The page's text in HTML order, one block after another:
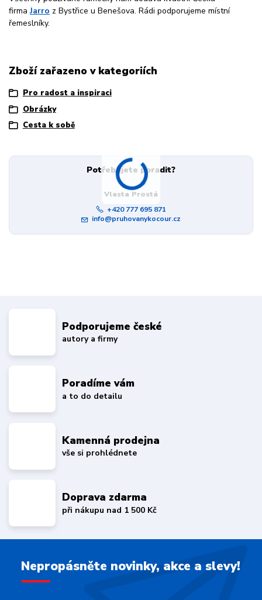
firmaJarro z Bystřice u Benešova. Rádi podporujeme místní
řemeslníky.
Zboží zařazeno v kategoriích
Pro radost a inspiraci
Obrázky
Cesta k sobě
Potřebujete poradit?
Vlasta Prostá
+420 777 695 871
info@pruhovanykocour.cz
Podporujeme české
autory a firmy
Poradíme vám
a to do detailu
Kamenná prodejna
vše si prohlédnete
Doprava zdarma
při nákupu nad 1 500 Kč
Nepropásněte novinky, akce a slevy!